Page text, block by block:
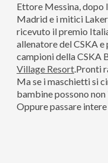
Ettore Messina, dopo
Madrid e i mitici
ricevuto il premio
allenatore del CSKA
campioni della CSKA
Village Resort.Pronti
Ma se i maschietti si
bambine possono
Oppure passare